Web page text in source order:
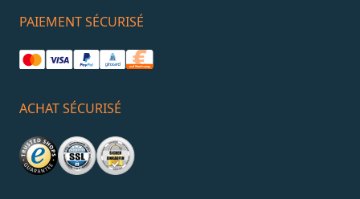
PAIEMENT SÉCURISÉ
ACHAT SÉCURISÉ